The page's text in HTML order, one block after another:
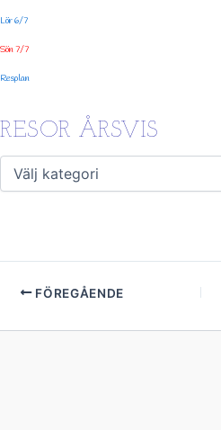
Lör 6/7
Sön 7/7
Resplan
RESOR ÅRSVIS
FÖREGÅENDE